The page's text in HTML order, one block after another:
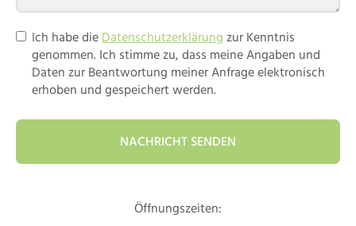
Ich habe dieDatenschutzerklärungzur Kenntnis
genommen. Ich stimme zu, dass meine Angaben und
Daten zur Beantwortung meiner Anfrage elektronisch
erhoben und gespeichert werden.
NACHRICHT SENDEN
Öffnungszeiten: